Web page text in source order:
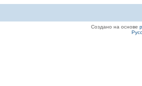
Создано на основе